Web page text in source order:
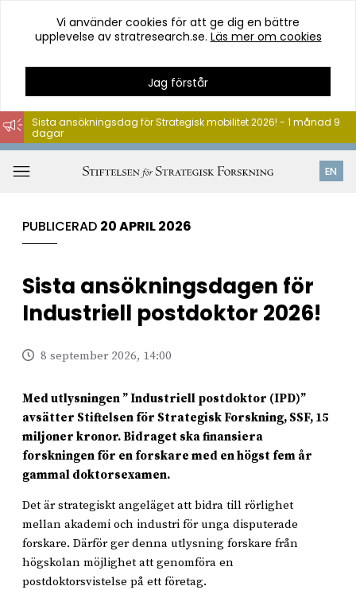
Hoppa
till
innehåll
Vi använder cookies för att ge dig en bättre
upplevelse av stratresearch.se. Läs mer om cookies
Jag förstår
EN
Sista ansökningsdag för Strategisk mobilitet 2026! - 1 månad 9
dagar
PUBLICERAD 20 APRIL 2026
Sista ansökningsdagen för
Industriell postdoktor 2026!
8 september 2026, 14:00
Med utlysningen ” Industriell postdoktor (IPD)”
avsätter Stiftelsen för Strategisk Forskning, SSF, 15
miljoner kronor. Bidraget ska finansiera
forskningen för en forskare med en högst fem år
gammal doktorsexamen.
Det är strategiskt angeläget att bidra till rörlighet
mellan akademi och industri för unga disputerade
forskare. Därför ger denna utlysning forskare från
högskolan möjlighet att genomföra en
postdoktorsvistelse på ett företag.